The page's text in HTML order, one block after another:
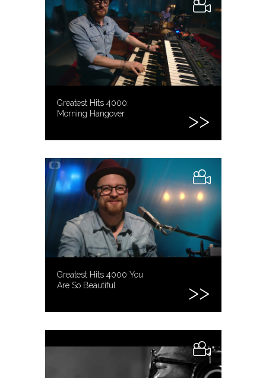
Greatest Hits 4000:
Morning Hangover
Greatest Hits 4000 You
Are So Beautiful